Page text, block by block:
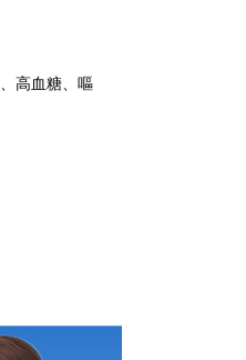
高血糖、嘔